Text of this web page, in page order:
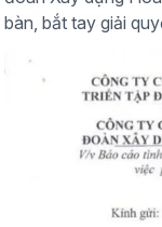
bàn, bắt tay giải